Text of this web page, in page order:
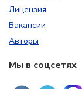
Лицензия
Вакансии
Авторы
Мы в соцсетях